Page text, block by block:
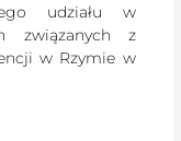
udziału w
związanych z
w Rzymie w